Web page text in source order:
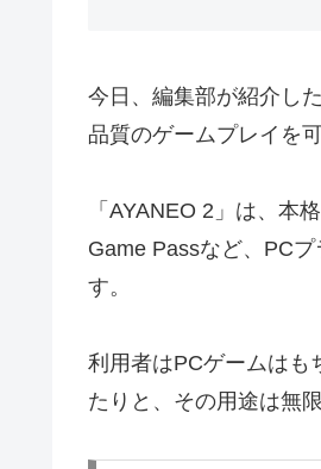
今日、編集部が紹介し
品質のゲームプレイを
「AYANEO 2」は、本
Game Passなど、PC
す。
利用者はPCゲームはも
たりと、その用途は無